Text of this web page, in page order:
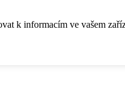
k informacím ve vašem